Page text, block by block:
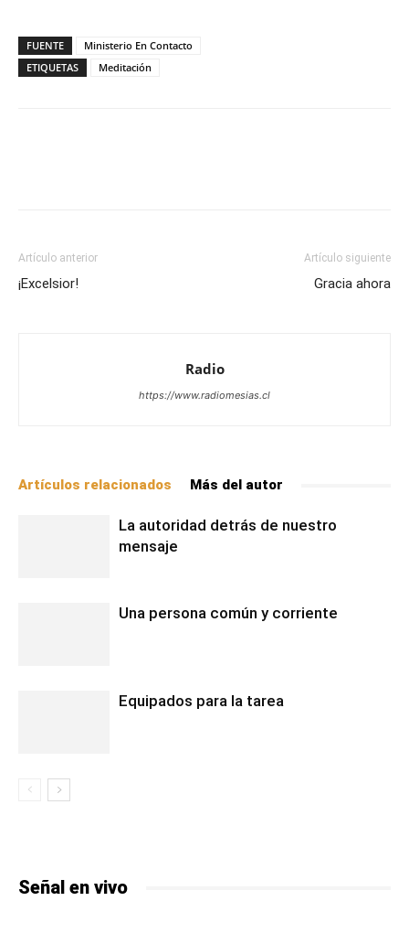
FUENTE
Ministerio En Contacto
ETIQUETAS
Meditación
Artículo anterior
¡Excelsior!
Artículo siguiente
Gracia ahora
Radio
https://www.radiomesias.cl
Artículos relacionados Más del autor
La autoridad detrás de nuestro
mensaje
Una persona común y corriente
Equipados para la tarea
Señal en vivo